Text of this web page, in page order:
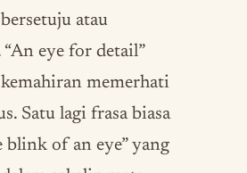
atau
“An eye for detail”
memerhati
Satu lagi frasa biasa
blink of an eye” yang